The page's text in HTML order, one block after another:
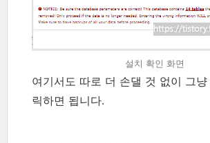
설치 확인 화면
여기서도 따로 더 손댈 것 없이 그
릭하면 됩니다.